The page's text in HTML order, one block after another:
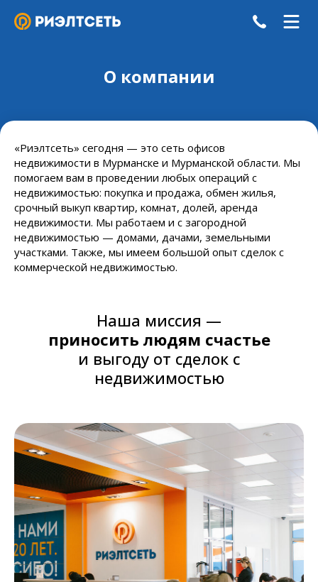
О компании
«Риэлтсеть» сегодня — это сеть офисов
недвижимости в Мурманске и Мурманской области. Мы
помогаем вам в проведении любых операций с
недвижимостью: покупка и продажа, обмен жилья,
срочный выкуп квартир, комнат, долей, аренда
недвижимости. Мы работаем и с загородной
недвижимостью — домами, дачами, земельными
участками. Также, мы имеем большой опыт сделок с
коммерческой недвижимостью.
Наша миссия —
приносить людям счастье
и выгоду от сделок с
недвижимостью